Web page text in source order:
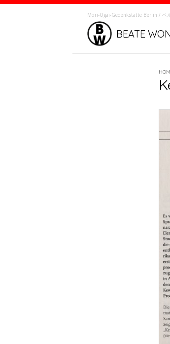
Mori-Ôgai-Gedenkstätte Berlin / ベ
BEATE